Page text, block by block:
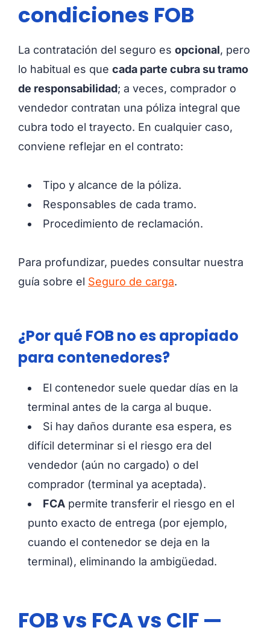
condiciones FOB
La contratación del seguro es opcional, pero
lo habitual es que cada parte cubra su tramo
de responsabilidad; a veces, comprador o
vendedor contratan una póliza integral que
cubra todo el trayecto. En cualquier caso,
conviene reflejar en el contrato:
Tipo y alcance de la póliza.
Responsables de cada tramo.
Procedimiento de reclamación.
Para profundizar, puedes consultar nuestra
guía sobre el Seguro de carga.
¿Por qué FOB no es apropiado
para contenedores?
El contenedor suele quedar días en la
terminal antes de la carga al buque.
Si hay daños durante esa espera, es
difícil determinar si el riesgo era del
vendedor (aún no cargado) o del
comprador (terminal ya aceptada).
FCA permite transferir el riesgo en el
punto exacto de entrega (por ejemplo,
cuando el contenedor se deja en la
terminal), eliminando la ambigüedad.
FOB vs FCA vs CIF —